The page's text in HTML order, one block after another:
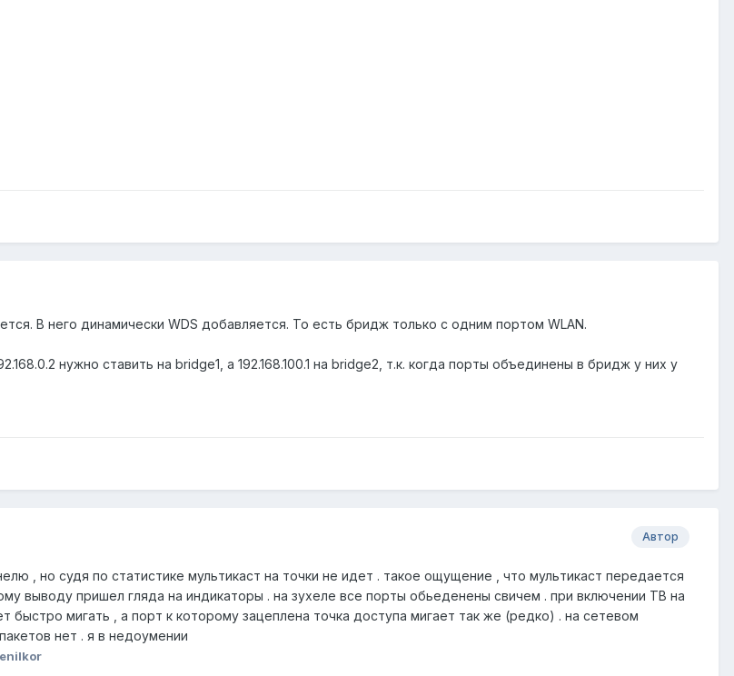
В него динамически WDS добавляется. То есть бридж только с одним портом WLAN.
нужно ставить на bridge1, а 192.168.100.1 на bridge2, т.к. когда порты объединены в бридж у них у
Автор
, но судя по статистике мультикаст на точки не идет . такое ощущение , что мультикаст передается
выводу пришел гляда на индикаторы . на зухеле все порты обьеденены свичем . при включении ТВ на
быстро мигать , а порт к которому зацеплена точка доступа мигает так же (редко) . на сетевом
нет . я в недоумении